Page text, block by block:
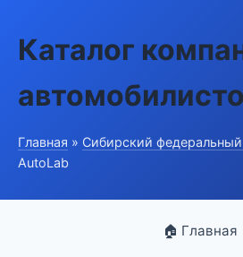
Каталог
Главная » Сибирский федеральный
AutoLab
🏠 Главная